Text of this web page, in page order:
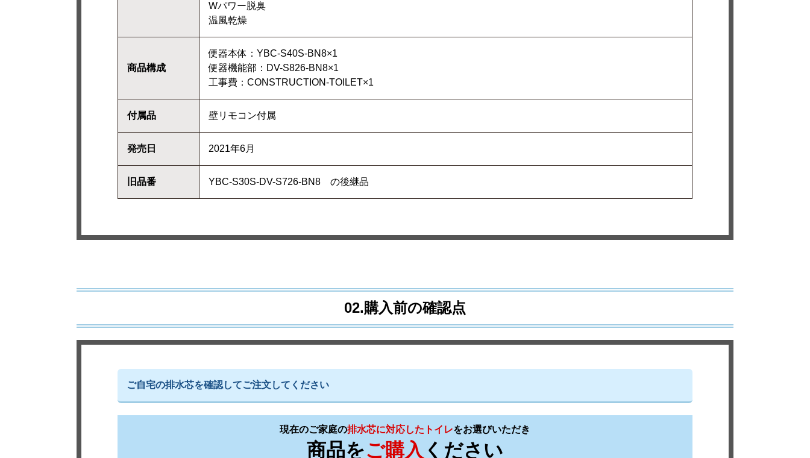
Wパワー脱臭
温風乾燥
商品構成
便器本体：YBC-S40S-BN8×1
便器機能部：DV-S826-BN8×1
工事費：CONSTRUCTION-TOILET×1
付属品 壁リモコン付属
発売日 2021年6月
旧品番 YBC-S30S-DV-S726-BN8 の後継品
02.購入前の確認点
ご自宅の排水芯を確認してご注文してください
現在のご家庭の排水芯に対応したトイレをお選びいただき
商品をご購入 ください